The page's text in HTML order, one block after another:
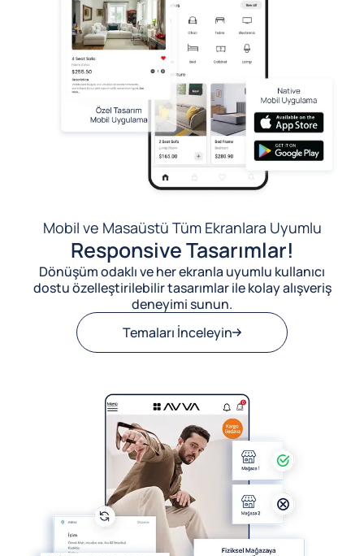
Mobil ve Masaüstü Tüm Ekranlara Uyumlu
Responsive Tasarımlar!
Dönüşüm odaklı ve her ekranla uyumlu kullanıcı
dostu özelleştirilebilir tasarımlar ile kolay alışveriş
deneyimi sunun.
Temaları İnceleyin